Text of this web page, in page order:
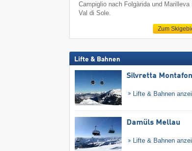
Campiglio nach Folgàrida und Marilleva
Val di Sole.
Zum
Lifte & Bahnen
Silvretta Montafon
Lifte & Bahnen
Damüls Mellau
Lifte & Bahnen